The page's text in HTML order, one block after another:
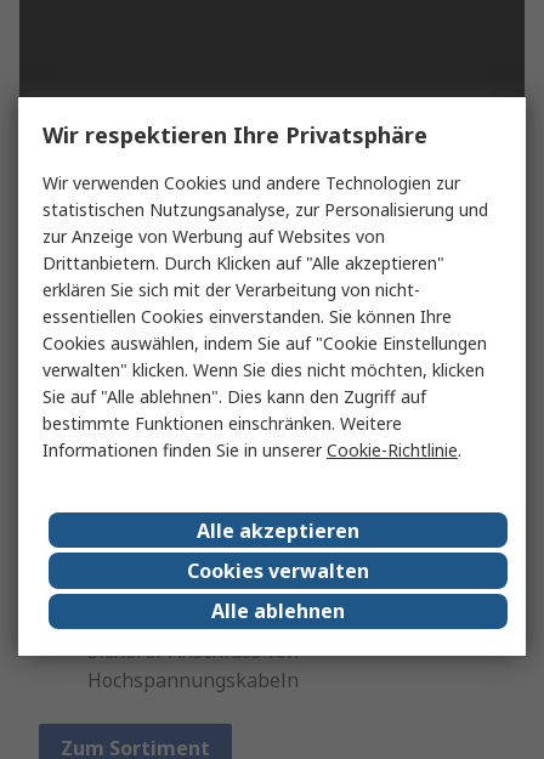
SHV-Steckverbinder
Sogenannte Safe-High-Voltage-Steckverbinder
sind mit einem Bajonettverschluss ausgestattet,
ähnlich dem in MHV- und BNC-Anschlüssen. Ihr
auffälligstes Merkmal ist die Abschirmung, die ein
Stück über die Innenleiter-Kontakte herausragt,
Darüber hinaus sind sie extrem robust und halten
axiale Kräfte von 100N aus.
Entwickelt für:
Sicherer Anschluss von
Hochspannungskabeln
Zum Sortiment
Wir respektieren Ihre Privatsphäre
Wir verwenden Cookies und andere Technologien zur
statistischen Nutzungsanalyse, zur Personalisierung und
zur Anzeige von Werbung auf Websites von
Drittanbietern. Durch Klicken auf "Alle akzeptieren"
erklären Sie sich mit der Verarbeitung von nicht-
essentiellen Cookies einverstanden. Sie können Ihre
Cookies auswählen, indem Sie auf "Cookie Einstellungen
verwalten" klicken. Wenn Sie dies nicht möchten, klicken
Sie auf "Alle ablehnen". Dies kann den Zugriff auf
bestimmte Funktionen einschränken. Weitere
Informationen finden Sie in unsererCookie-Richtlinie.
Alle akzeptieren
Cookies verwalten
Alle ablehnen